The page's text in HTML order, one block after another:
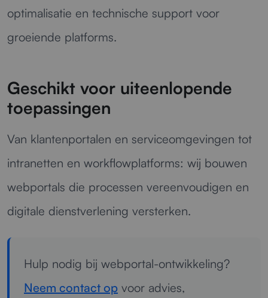
optimalisatie en technische support voor
groeiende platforms.
Geschikt voor uiteenlopende
toepassingen
Van klantenportalen en serviceomgevingen tot
intranetten en workflowplatforms: wij bouwen
webportals die processen vereenvoudigen en
digitale dienstverlening versterken.
Hulp nodig bij webportal-ontwikkeling?
Neem contact op voor advies,